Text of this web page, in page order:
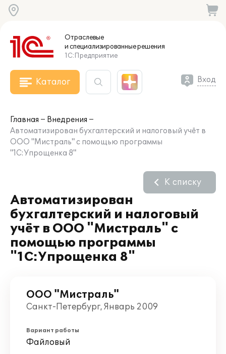
Отраслевые
и специализированныерешения
1С:Предприятие
Каталог Вход
Главная
Внедрения
Автоматизирован бухгалтерский и налоговый учёт в
ООО "Мистраль" с помощью программы
"1С:Упрощенка 8"
Автоматизирован
бухгалтерский и налоговый
учёт в ООО "Мистраль" с
помощью программы
"1С:Упрощенка 8"
К списку
ООО "Мистраль"
Санкт-Петербург, Январь 2009
Вариант работы
Файловый